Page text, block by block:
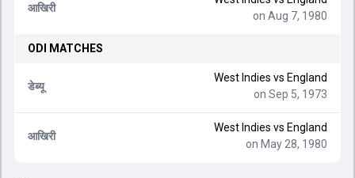
आखिरी
on Aug 7, 1980
ODI MATCHES
डेब्यू
West Indies vs England
on Sep 5, 1973
आखिरी
West Indies vs England
on May 28, 1980